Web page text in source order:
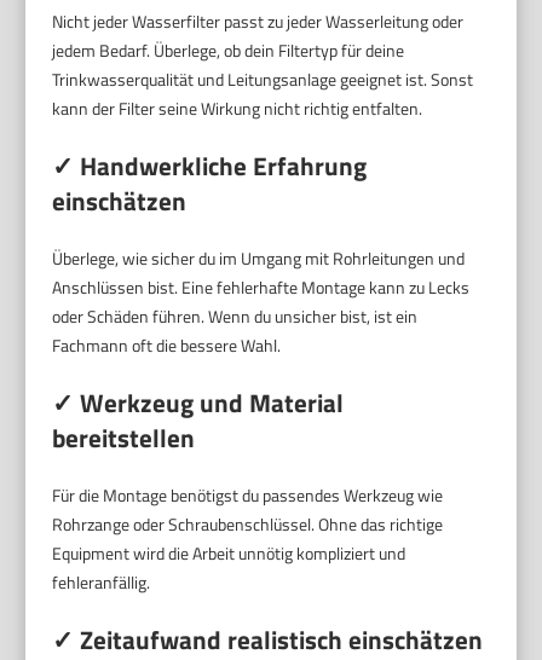
Nicht jeder Wasserfilter passt zu jeder Wasserleitung oder
jedem Bedarf. Überlege, ob dein Filtertyp für deine
Trinkwasserqualität und Leitungsanlage geeignet ist. Sonst
kann der Filter seine Wirkung nicht richtig entfalten.
✓ Handwerkliche Erfahrung
einschätzen
Überlege, wie sicher du im Umgang mit Rohrleitungen und
Anschlüssen bist. Eine fehlerhafte Montage kann zu Lecks
oder Schäden führen. Wenn du unsicher bist, ist ein
Fachmann oft die bessere Wahl.
✓ Werkzeug und Material
bereitstellen
Für die Montage benötigst du passendes Werkzeug wie
Rohrzange oder Schraubenschlüssel. Ohne das richtige
Equipment wird die Arbeit unnötig kompliziert und
fehleranfällig.
✓ Zeitaufwand realistisch einschätzen